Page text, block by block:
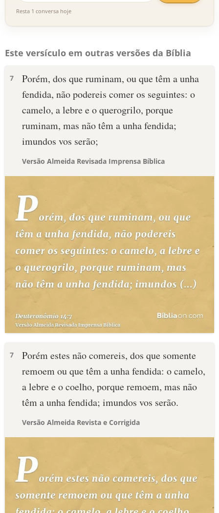
Resta 1 conversa hoje
Este versículo em outras versões da Bíblia
7
Porém, dos que ruminam, ou que têm a unha
fendida, não podereis comer os seguintes: o
camelo, a lebre e o querogrilo, porque
ruminam, mas não têm a unha fendida;
imundos vos serão;
Versão Almeida Revisada Imprensa Bíblica
7
Porém estes não comereis, dos que somente
remoem ou que têm a unha fendida: o camelo,
a lebre e o coelho, porque remoem, mas não
têm a unha fendida; imundos vos serão.
Versão Almeida Revista e Corrigida